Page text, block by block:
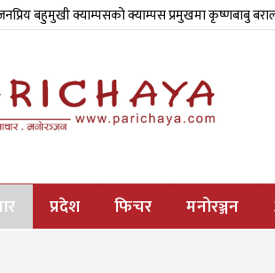
बहुमुखी क्याम्पसको क्याम्पस प्रमुखमा कृष्णबाबु
प्रदेश फिचर मनोरञ्जन